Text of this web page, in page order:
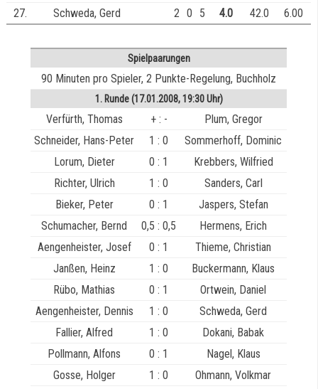
27.
Schweda, Gerd 2 0 5 4.0 42.0 6.00
Spielpaarungen
90 Minuten pro Spieler, 2 Punkte-Regelung, Buchholz
1. Runde (17.01.2008, 19:30 Uhr)
Verfürth, Thomas + : -
Plum, Gregor
Schneider, Hans-Peter
1 : 0
Sommerhoff, Dominic
Lorum, Dieter
0 : 1
Krebbers, Wilfried
Richter, Ulrich
1 : 0
Sanders, Carl
Bieker, Peter
0 : 1
Jaspers, Stefan
Schumacher, Bernd
0,5 : 0,5
Hermens, Erich
Aengenheister, Josef
0 : 1
Thieme, Christian
Janßen, Heinz
1 : 0
Buckermann, Klaus
Rübo, Mathias
0 : 1
Ortwein, Daniel
Aengenheister, Dennis
1 : 0
Schweda, Gerd
Fallier, Alfred
1 : 0
Dokani, Babak
Pollmann, Alfons
0 : 1
Nagel, Klaus
Gosse, Holger
1 : 0
Ohmann, Volkmar